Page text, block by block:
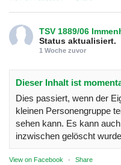
TSV 1889/06
Status aktualisiert.
1 Woche zuvor
Dieser Inhalt ist
Dies passiert, wenn der
kleinen Personengruppe
sehen kann. Es kann
inzwischen gelöscht
View on Facebook · Share